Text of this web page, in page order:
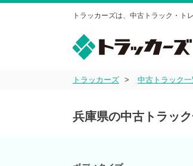
トラッカーズは、中古トラック・ト
トラッカーズ 中古トラック一
兵庫県の中古トラッ